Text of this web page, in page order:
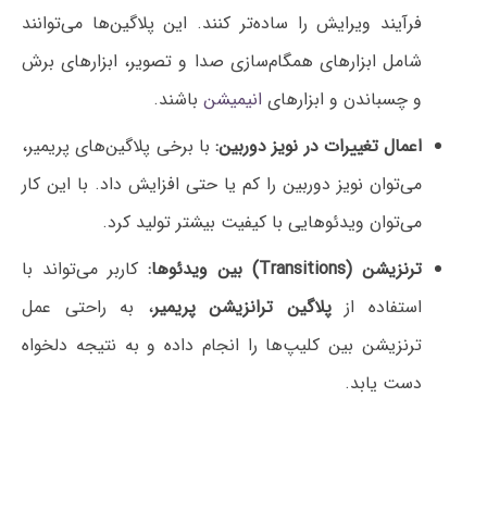
فرآیند ویرایش را ساده‌تر کنند. این پلاگین‌ها می‌توانند
شامل ابزارهای همگام‌سازی صدا و تصویر، ابزارهای برش
و چسباندن و ابزارهای انیمیشن باشند.
اعمال تغییرات در نویز دوربین: با برخی پلاگین‌های پریمیر،
می‌توان نویز دوربین را کم یا حتی افزایش داد. با این کار
می‌توان ویدئوهایی با کیفیت بیشتر تولید کرد.
ترنزیشن‌ (Transitions) بین ویدئو‌ها:
کاربر می‌تواند با
استفاده ازپلاگین ترانزیشن پریمیر، به راحتی عمل
ترنزیشن بین کلیپ‌ها را انجام داده و به نتیجه دلخواه
دست یابد.